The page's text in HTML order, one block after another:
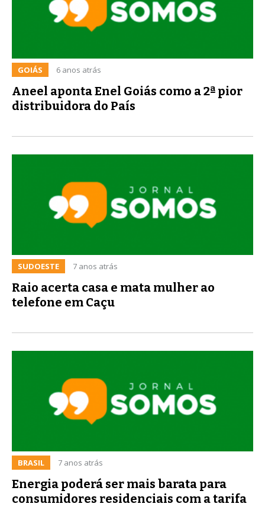
GOIÁS 6 anos atrás
Aneel aponta Enel Goiás como a 2ª pior
distribuidora do País
SUDOESTE 7 anos atrás
Raio acerta casa e mata mulher ao
telefone em Caçu
BRASIL 7 anos atrás
Energia poderá ser mais barata para
consumidores residenciais com a tarifa